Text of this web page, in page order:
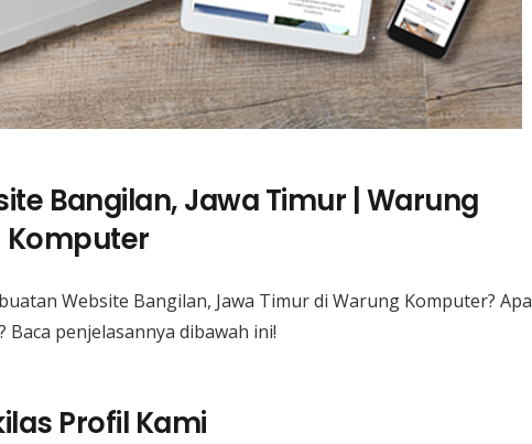
Bangilan, Jawa Timur | Warung
Komputer
Website Bangilan, Jawa Timur di Warung Komputer? Apa
Baca penjelasannya dibawah ini!
Profil Kami